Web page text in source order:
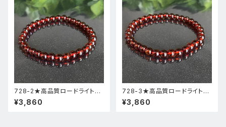
728-2★高品質ロードライトガ
ーネット★天然石ブレスレットパ
ワーストーン新品
¥3,860
728-3★高品質ロードライトガ
ーネット★天然石ブレスレットパ
ワーストーン新品
¥3,860